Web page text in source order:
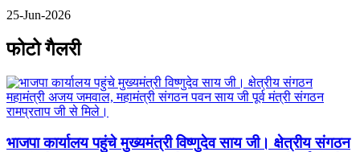
25-Jun-2026
फोटो गैलरी
भाजपा कार्यालय पहुंचे मुख्यमंत्री विष्णुदेव साय जी। क्षेत्रीय संगठन